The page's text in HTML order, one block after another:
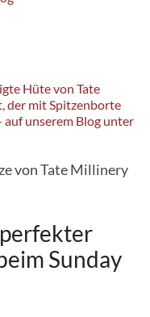
von Tate Millinery
Sunday